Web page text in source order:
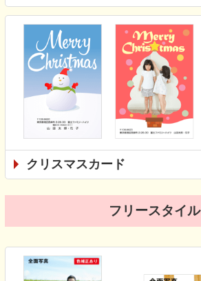
クリスマスカード
フリースタイル